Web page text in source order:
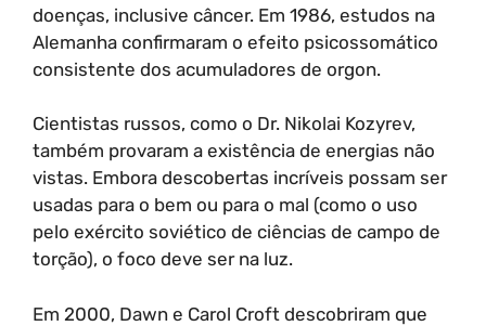
doenças, inclusive câncer. Em 1986, estudos na
Alemanha confirmaram o efeito psicossomático
consistente dos acumuladores de orgon.
Cientistas russos, como o Dr. Nikolai Kozyrev,
também provaram a existência de energias não
vistas. Embora descobertas incríveis possam ser
usadas para o bem ou para o mal (como o uso
pelo exército soviético de ciências de campo de
torção), o foco deve ser na luz.
Em 2000, Dawn e Carol Croft descobriram que